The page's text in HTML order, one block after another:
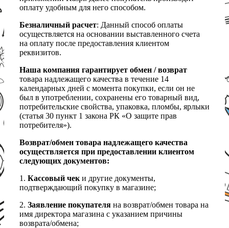
оплату удобным для него способом.
Безналичный расчет: Данный способ оплаты
осуществляется на основании выставленного счета
на оплату после предоставления клиентом
реквизитов.
Наша компания гарантирует обмен / возврат
товара надлежащего качества в течение 14
календарных дней с момента покупки, если он не
был в употреблении, сохранены его товарный вид,
потребительские свойства, упаковка, пломбы, ярлыки
(статья 30 пункт 1 закона РК «О защите прав
потребителя»).
Возврат/обмен товара надлежащего качества
осуществляется при предоставлении клиентом
следующих документов:
1. Кассовый чек и другие документы,
подтверждающий покупку в магазине;
2. Заявление покупателя на возврат/обмен товара на
имя директора магазина с указанием причины
возврата/обмена;